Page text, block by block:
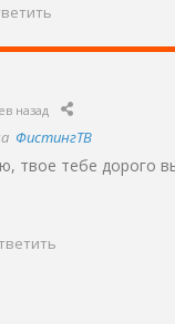
назад
ФистингТВ
твое тебе дорого